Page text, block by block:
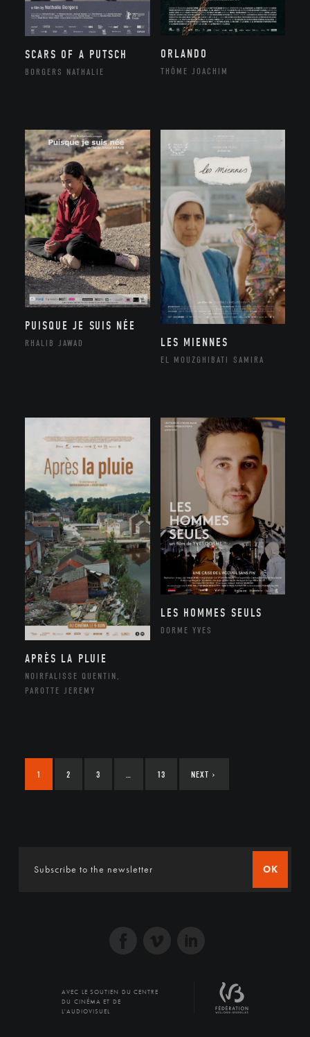
SCARS OF A PUTSCH
BORGERS NATHALIE
ORLANDO
THÔME JOACHIM
PUISQUE JE SUIS NÉE
RHALIB JAWAD LES MIENNES
EL MOUZGHIBATI SAMIRA
APRÈS LA PLUIE
NOIRFALISSE QUENTIN,
PAROTTE JEREMY
LES HOMMES SEULS
DORME YVES
1 2 3 13 NEXT ›
OK
AVEC LE SOUTIEN DU CENTRE
DU CINÉMA ET DE
L'AUDIOVISUEL